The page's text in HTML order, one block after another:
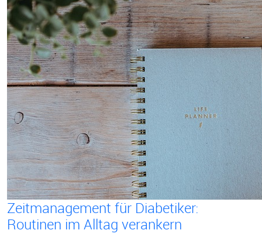
Zeitmanagement für Diabetiker:
Routinen im Alltag verankern